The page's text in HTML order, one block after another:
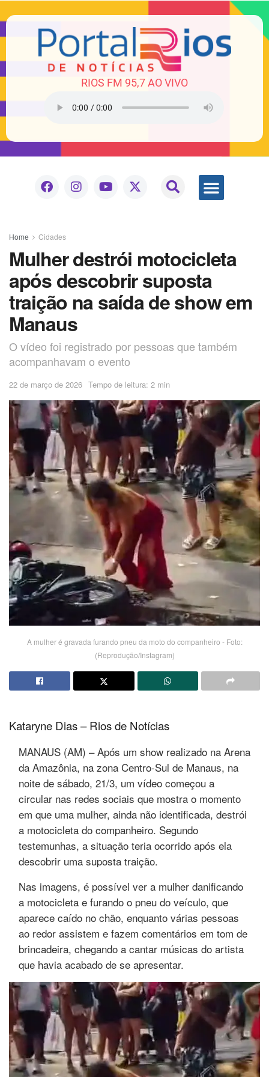
RIOS FM 95,7 AO VIVO
Home Cidades
Mulher destrói motocicleta
após descobrir suposta
traição na saída de show em
Manaus
O vídeo foi registrado por pessoas que também
acompanhavam o evento
22 de março de 2026 Tempo de leitura: 2 min
A mulher é gravada furando pneu da moto do companheiro - Foto:
(Reprodução/Instagram)
Kataryne Dias – Rios de Notícias
MANAUS (AM) – Após um show realizado na Arena
da Amazônia, na zona Centro-Sul de Manaus, na
noite de sábado, 21/3, um vídeo começou a
circular nas redes sociais que mostra o momento
em que uma mulher, ainda não identificada, destrói
a motocicleta do companheiro. Segundo
testemunhas, a situação teria ocorrido após ela
descobrir uma suposta traição.
Nas imagens, é possível ver a mulher danificando
a motocicleta e furando o pneu do veículo, que
aparece caído no chão, enquanto várias pessoas
ao redor assistem e fazem comentários em tom de
brincadeira, chegando a cantar músicas do artista
que havia acabado de se apresentar.